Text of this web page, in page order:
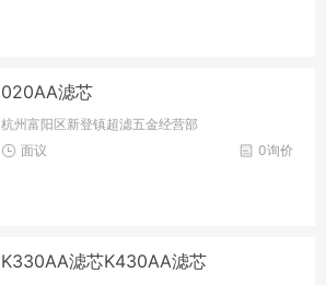
020AA滤芯
杭州富阳区新登镇超滤五金经营部
0询价
面议
K330AA滤芯K430AA滤芯